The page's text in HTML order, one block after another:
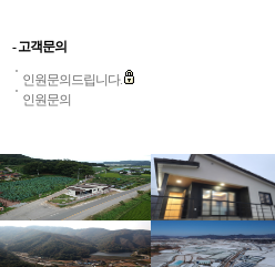
- 고객문의
인원문의드립니다.
인원문의